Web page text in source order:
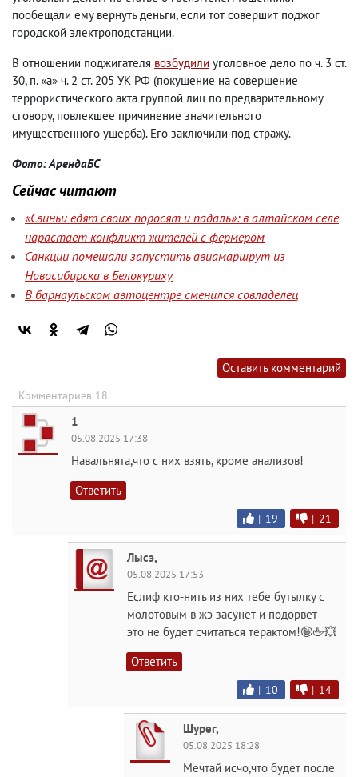
пообещали ему вернуть деньги, если тот совершит поджог
городской электроподстанции.
В отношении поджигателя возбудили уголовное дело по ч. 3 ст.
30, п. «а» ч. 2 ст. 205 УК РФ (покушение на совершение
террористического акта группой лиц по предварительному
сговору, повлекшее причинение значительного
имущественного ущерба). Его заключили под стражу.
Фото: АрендаБС
Сейчас читают
«Свиньи едят своих поросят и падаль»: в алтайском селе
нарастает конфликт жителей с фермером
Санкции помешали запустить авиамаршрут из
Новосибирска в Белокуриху
В барнаульском автоцентре сменился совладелец
Оставить комментарий
Комментариев 18
1
05.08.2025 17:38
Навальнята,что с них взять, кроме анализов!
Ответить
| 19 | 21
Лысэ,
05.08.2025 17:53
Еслиф кто-нить из них тебе бутылку с
молотовым в жэ засунет и подорвет -
это не будет считаться терактом!🤪🖕💥
Ответить
| 10 | 14
Шурег,
05.08.2025 18:28
Мечтай исчо,что будет после